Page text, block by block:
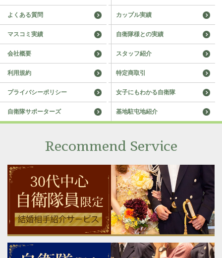
よくある質問 カップル実績
マスコミ実績 自衛隊様との実績
会社概要 スタッフ紹介
利用規約 特定商取引
プライバシーポリシー 女子にもわかる自衛隊
自衛隊サポーターズ 基地駐屯地紹介
Recommend Service